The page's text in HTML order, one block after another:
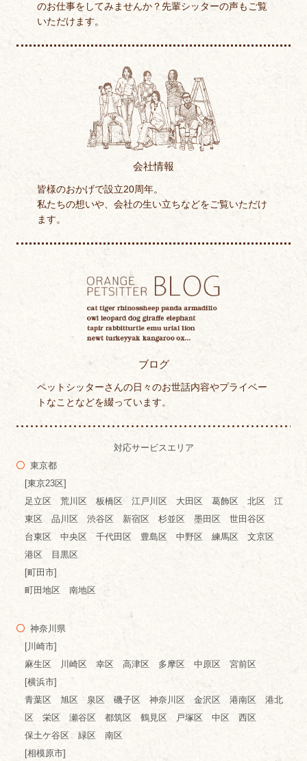
のお仕事をしてみませんか？先輩シッターの声もご覧
いただけます。
会社情報
皆様のおかげで設立20周年。
私たちの想いや、会社の生い立ちなどをご覧いただけ
ます。
ブログ
ペットシッターさんの日々のお世話内容やプライベー
トなことなどを綴っています。
対応サービスエリア
東京都
[東京23区]
足立区 荒川区 板橋区 江戸川区 大田区 葛飾区 北区 江
東区 品川区 渋谷区 新宿区 杉並区 墨田区 世田谷区
台東区 中央区 千代田区 豊島区 中野区 練馬区 文京区
港区 目黒区
[町田市]
町田地区 南地区
神奈川県
[川崎市]
麻生区 川崎区 幸区 高津区 多摩区 中原区 宮前区
[横浜市]
青葉区 旭区 泉区 磯子区 神奈川区 金沢区 港南区 港北
区 栄区 瀬谷区 都筑区 鶴見区 戸塚区 中区 西区
保土ケ谷区 緑区 南区
[相模原市]